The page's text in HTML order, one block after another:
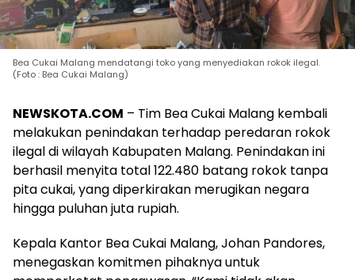
Bea Cukai Malang mendatangi toko yang menyediakan rokok ilegal.
(Foto : Bea Cukai Malang)
NEWSKOTA.COM – Tim Bea Cukai Malang kembali
melakukan penindakan terhadap peredaran rokok
ilegal di wilayah Kabupaten Malang. Penindakan ini
berhasil menyita total 122.480 batang rokok tanpa
pita cukai, yang diperkirakan merugikan negara
hingga puluhan juta rupiah.
Kepala Kantor Bea Cukai Malang, Johan Pandores,
menegaskan komitmen pihaknya untuk